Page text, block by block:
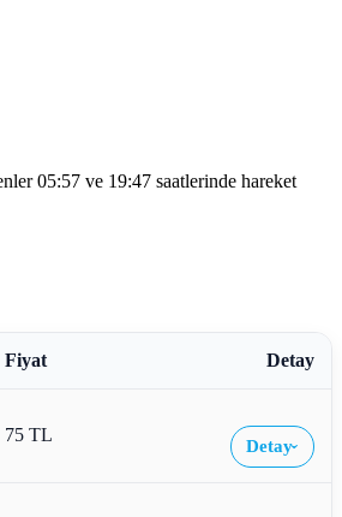
05:57 ve 19:47 saatlerinde hareket
Fiyat Detay
75 TL
Detay›